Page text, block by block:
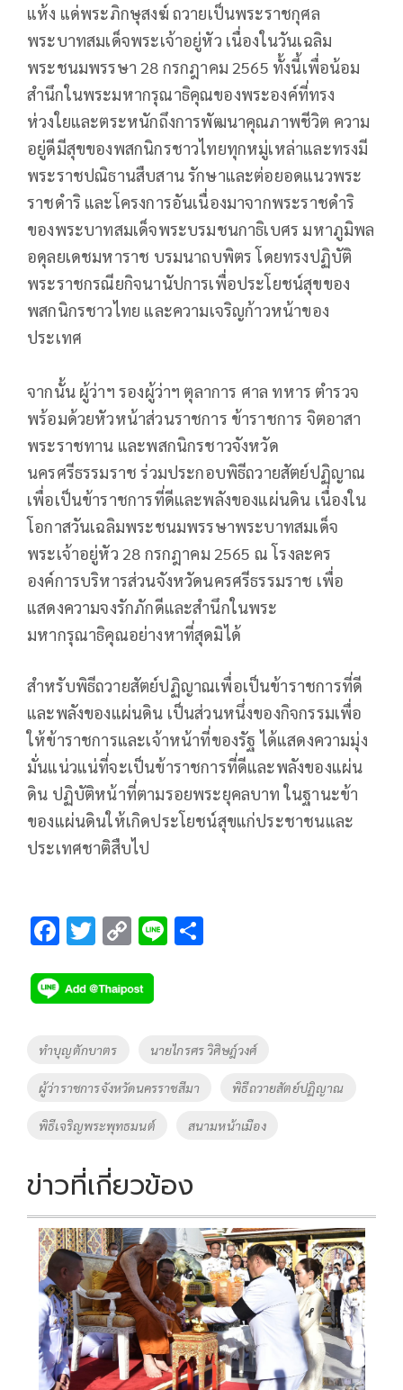
แห้ง แด่พระภิกษุสงฆ์ ถวายเป็นพระราชกุศล
พระบาทสมเด็จพระเจ้าอยู่หัว เนื่องในวันเฉลิม
พระชนมพรรษา 28 กรกฎาคม 2565 ทั้งนี้เพื่อน้อม
สำนึกในพระมหากรุณาธิคุณของพระองค์ที่ทรง
ห่วงใยและตระหนักถึงการพัฒนาคุณภาพชีวิต ความ
อยู่ดีมีสุขของพสกนิกรชาวไทยทุกหมู่เหล่าและทรงมี
พระราชปณิธานสืบสาน รักษาและต่อยอดแนวพระ
ราชดำริ และโครงการอันเนื่องมาจากพระราชดำริ
ของพระบาทสมเด็จพระบรมชนกาธิเบศร มหาภูมิพล
อดุลยเดชมหาราช บรมนาถบพิตร โดยทรงปฏิบัติ
พระราชกรณียกิจนานัปการเพื่อประโยชน์สุขของ
พสกนิกรชาวไทย และความเจริญก้าวหน้าของ
ประเทศ
จากนั้น ผู้ว่าฯ รองผู้ว่าฯ ตุลาการ ศาล ทหาร ตำรวจ
พร้อมด้วยหัวหน้าส่วนราชการ ข้าราชการ จิตอาสา
พระราชทาน และพสกนิกรชาวจังหวัด
นครศรีธรรมราช ร่วมประกอบพิธีถวายสัตย์ปฏิญาณ
เพื่อเป็นข้าราชการที่ดีและพลังของแผ่นดิน เนื่องใน
โอกาสวันเฉลิมพระชนมพรรษาพระบาทสมเด็จ
พระเจ้าอยู่หัว 28 กรกฎาคม 2565 ณ โรงละคร
องค์การบริหารส่วนจังหวัดนครศรีธรรมราช เพื่อ
แสดงความจงรักภักดีและสำนึกในพระ
มหากรุณาธิคุณอย่างหาที่สุดมิได้
สำหรับพิธีถวายสัตย์ปฏิญาณเพื่อเป็นข้าราชการที่ดี
และพลังของแผ่นดิน เป็นส่วนหนึ่งของกิจกรรมเพื่อ
ให้ข้าราชการและเจ้าหน้าที่ของรัฐ ได้แสดงความมุ่ง
มั่นแน่วแน่ที่จะเป็นข้าราชการที่ดีและพลังของแผ่น
ดิน ปฏิบัติหน้าที่ตามรอยพระยุคลบาท ในฐานะข้า
ของแผ่นดินให้เกิดประโยชน์สุขแก่ประชาชนและ
ประเทศชาติสืบไป
F
e
b
o
k
T
tt
er
C
p
y
Li
k
Li
Tags
ทำบุญตักบาตร นายไกรศร วิศิษฎ์วงศ์
ผู้ว่าราชการจังหวัดนครราชสีมา พิธีถวายสัตย์ปฏิญาณ
พิธีเจริญพระพุทธมนต์ สนามหน้าเมือง
ข่าวที่เกี่ยวข้อง